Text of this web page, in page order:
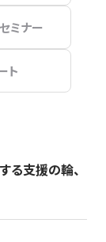
ミナー
ト
る支援の輪、